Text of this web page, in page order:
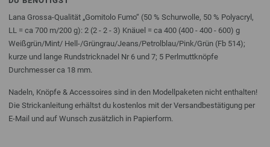
Lana Grossa-Qualität „Gomitolo Fumo“ (50 % Schurwolle, 50 % Polyacryl,
LL = ca 700 m/200 g): 2 (2 - 2 - 3) Knäuel = ca 400 (400 - 400 - 600) g
Weißgrün/Mint/ Hell-/Grüngrau/Jeans/Petrolblau/Pink/Grün (Fb 514);
kurze und lange Rundstricknadel Nr 6 und 7; 5 Perlmuttknöpfe
Durchmesser ca 18 mm.
Nadeln, Knöpfe & Accessoires sind in den Modellpaketen nicht enthalten!
Die Strickanleitung erhältst du kostenlos mit der Versandbestätigung per
E-Mail und auf Wunsch zusätzlich in Papierform.